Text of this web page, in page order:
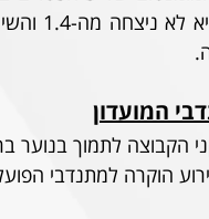
המועדון
הקבוצה לתמוך בנוער
הוקרה למתנדבי